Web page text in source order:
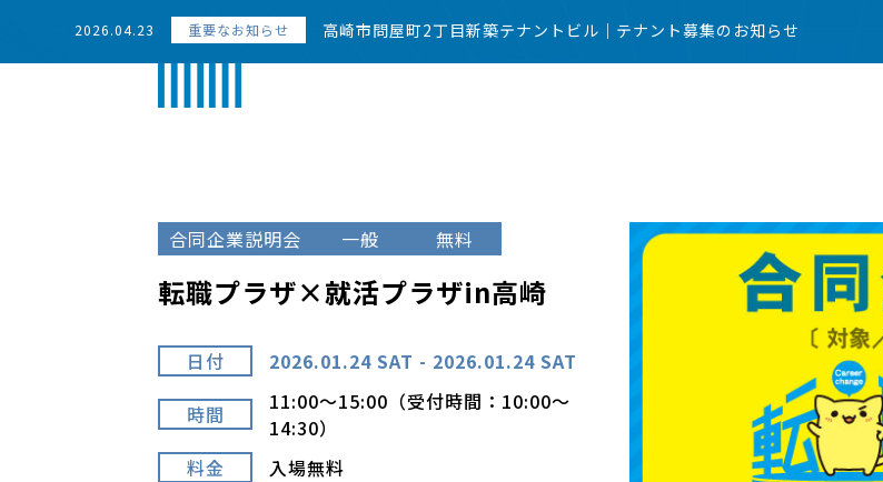
2026.04.23 重要なお知らせ 高崎市問屋町2丁目新築テナントビル｜テナント募集のお知らせ
合同企業説明会 一般 無料
転職プラザ×就活プラザin高崎
日付
2026.01.24 SAT - 2026.01.24 SAT
時間
11:00～15:00（受付時間：10:00～
14:30）
料金
入場無料